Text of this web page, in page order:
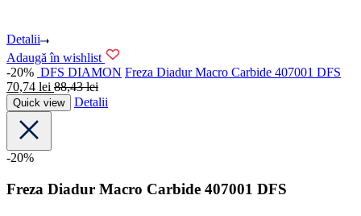
Detalii
Adaugă în wishlist
-20% DFS DIAMON Freza Diadur Macro Carbide 407001 DFS
70,74 lei 88,43lei
Quick view Detalii
-20%
Freza Diadur Macro Carbide 407001 DFS